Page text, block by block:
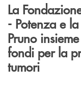
La
- Potenza e
Pruno
fondi per la
tumori